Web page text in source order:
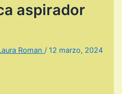
aspirador
Roman/12 marzo, 2024